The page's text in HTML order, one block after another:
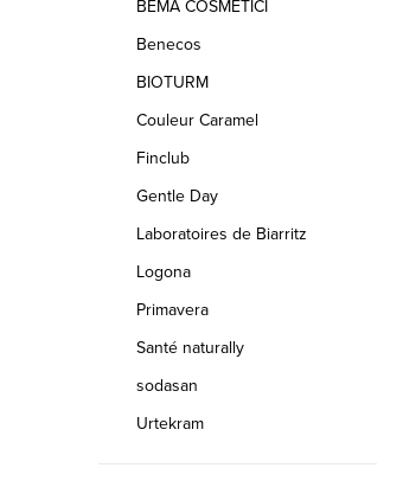
BEMA COSMETICI
Benecos
BIOTURM
Couleur Caramel
Finclub
Gentle Day
Laboratoires de Biarritz
Logona
Primavera
Santé naturally
sodasan
Urtekram